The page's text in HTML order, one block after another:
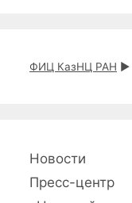
ФИЦ КазНЦ РАН ►
Новости
Пресс-центр